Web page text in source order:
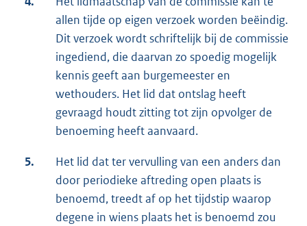
allen tijde op eigen verzoek worden beëindig.
Dit verzoek wordt schriftelijk bij de commissie
ingediend, die daarvan zo spoedig mogelijk
kennis geeft aan burgemeester en
wethouders. Het lid dat ontslag heeft
gevraagd houdt zitting tot zijn opvolger de
benoeming heeft aanvaard.
5.
Het lid dat ter vervulling van een anders dan
door periodieke aftreding open plaats is
benoemd, treedt af op het tijdstip waarop
degene in wiens plaats het is benoemd zou